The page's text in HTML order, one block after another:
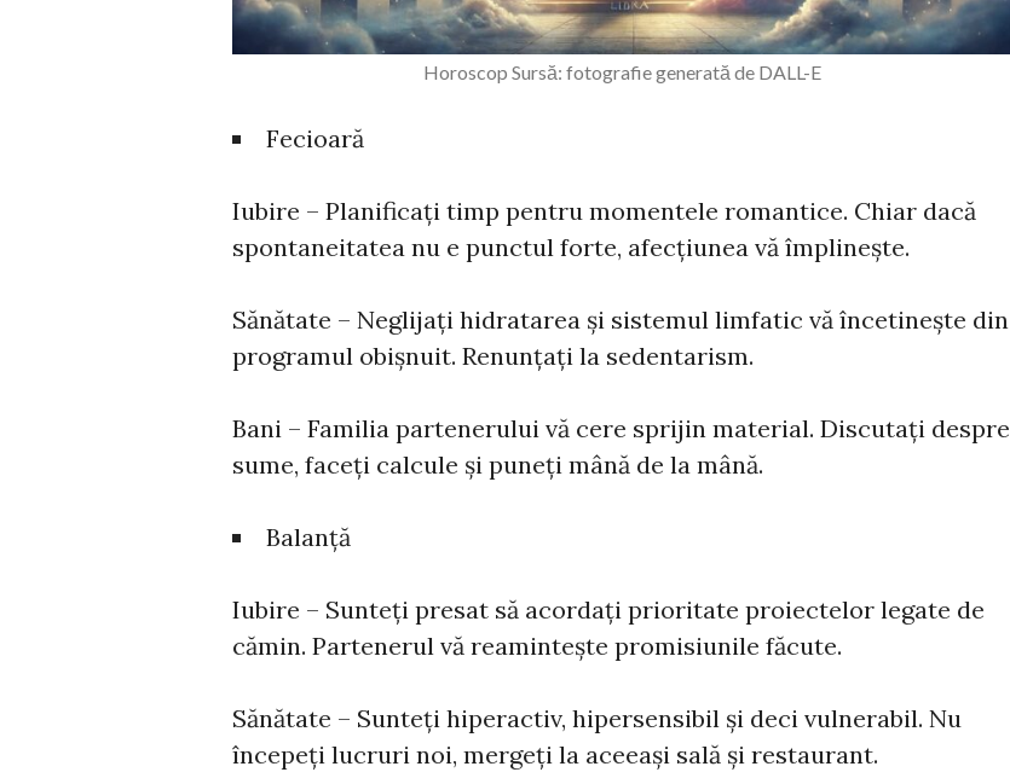
Horoscop Sursă: fotografie generată de DALL-E
Fecioară
Iubire – Planificați timp pentru momentele romantice. Chiar dacă
spontaneitatea nu e punctul forte, afecțiunea vă împlinește.
Sănătate – Neglijați hidratarea și sistemul limfatic vă încetinește din
programul obișnuit. Renunțați la sedentarism.
Bani – Familia partenerului vă cere sprijin material. Discutați despre
sume, faceți calcule și puneți mână de la mână.
Balanță
Iubire – Sunteţi presat să acordaţi prioritate proiectelor legate de
cămin. Partenerul vă reaminteşte promisiunile făcute.
Sănătate – Sunteţi hiperactiv, hipersensibil şi deci vulnerabil. Nu
începeţi lucruri noi, mergeţi la aceeaşi sală şi restaurant.